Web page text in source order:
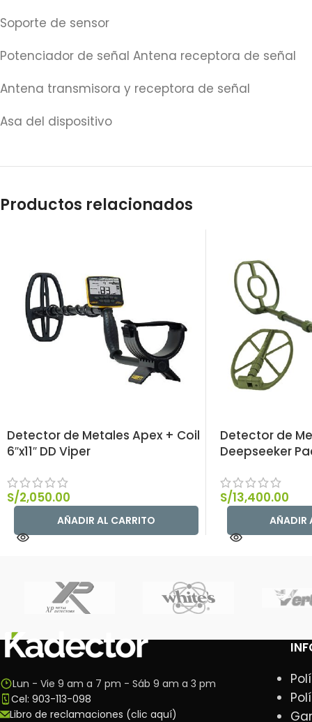
Soporte de sensor
Potenciador de señal Antena receptora de señal
Antena transmisora y receptora de señal
Asa del dispositivo
Productos relacionados
Detector de Metales Apex + Coil
6″x11″ DD Viper
S/2,050.00
AÑADIR AL CARRITO
Detector de
Deepseeker
S/13,400.00
AÑADIR
Lun - Vie 9 am a 7 pm - Sáb 9 am a 3 pm
Cel: 903-113-098
Libro de reclamaciones (clic aquí)